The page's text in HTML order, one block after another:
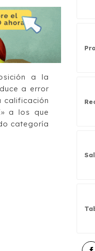
a la
a error
calificación
a los que
categoría